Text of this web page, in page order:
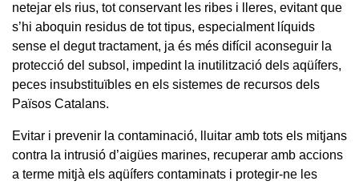
netejar els rius, tot conservant les ribes i lleres, evitant que
s’hi aboquin residus de tot tipus, especialment líquids
sense el degut tractament, ja és més difícil aconseguir la
protecció del subsol, impedint la inutilització dels aqüífers,
peces insubstituïbles en els sistemes de recursos dels
Països Catalans.
Evitar i prevenir la contaminació, lluitar amb tots els mitjans
contra la intrusió d’aigües marines, recuperar amb accions
a terme mitjà els aqüífers contaminats i protegir-ne les